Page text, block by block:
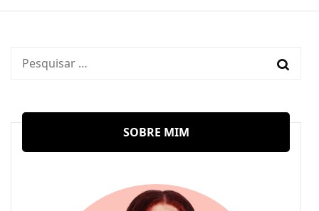
Pesquisar
SOBRE MIM